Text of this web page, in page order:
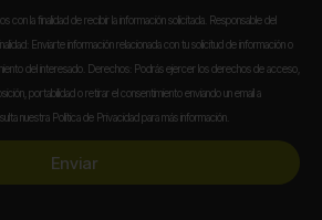
con la finalidad de recibir la información solicitada. Responsable del
Enviarte información relacionada con tu solicitud de información o
del interesado. Derechos: Podrás ejercer los derechos de acceso,
portabilidad o retirar el consentimiento enviando un email a
nuestra Política de Privacidad para más información.
Enviar